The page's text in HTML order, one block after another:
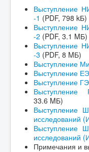
Выступление
-1 (PDF, 798 kБ)
Выступление
-2 (PDF, 3.1 MБ)
Выступление
-3 (PDF, 8 MБ)
Выступление
Выступление
Выступление
Выступление
33.6 MБ)
Выступление
исследований
Выступление
исследований
Примечания и